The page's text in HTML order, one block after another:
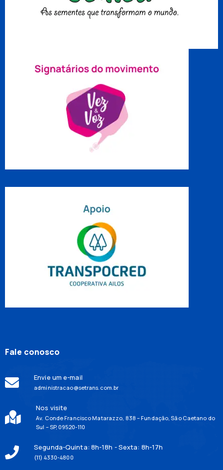
Fale conosco
Envie um e-mail
administracao@setrans.com.br
Nos visite
Av. Conde Francisco Matarazzo, 838 – Fundação, São Caetano do
Sul – SP, 09520-110
Segunda-Quinta: 8h-18h - Sexta: 8h-17h
(11) 4330-4800